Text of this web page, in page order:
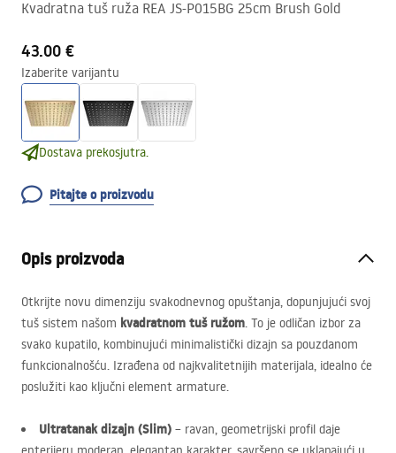
Kvadratna tuš ruža REA JS-P015BG 25cm Brush Gold
43.00 €
Izaberite varijantu
Dostava prekosjutra.
Pitajte o proizvodu
Opis proizvoda
Otkrijte novu dimenziju svakodnevnog opuštanja, dopunjujući svoj
tuš sistem našom kvadratnom tuš ružom. To je odličan izbor za
svako kupatilo, kombinujući minimalistički dizajn sa pouzdanom
funkcionalnošću. Izrađena od najkvalitetnijih materijala, idealno će
poslužiti kao ključni element armature.
Ultratanak dizajn (Slim) – ravan, geometrijski profil daje